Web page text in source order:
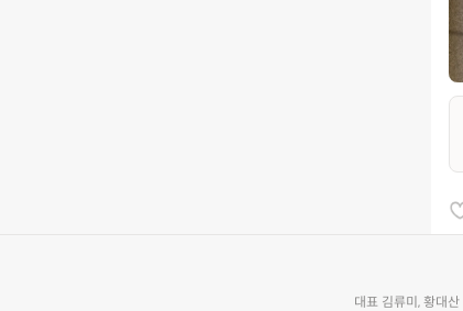
대표 김류미, 황대산